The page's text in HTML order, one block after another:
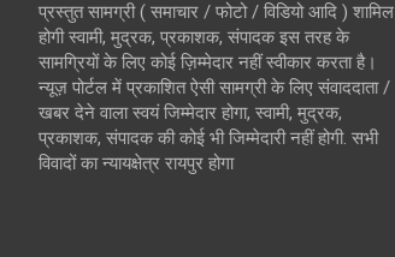
प्रस्तुत सामग्री ( समाचार / फोटो / विडियो आदि ) शामिल
होगी स्वामी, मुद्रक, प्रकाशक, संपादक इस तरह के
सामग्रियों के लिए कोई ज़िम्मेदार नहीं स्वीकार करता है।
न्यूज़ पोर्टल में प्रकाशित ऐसी सामग्री के लिए संवाददाता /
खबर देने वाला स्वयं जिम्मेदार होगा, स्वामी, मुद्रक,
प्रकाशक, संपादक की कोई भी जिम्मेदारी नहीं होगी. सभी
विवादों का न्यायक्षेत्र रायपुर होगा